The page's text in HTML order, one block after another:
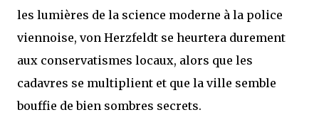
les lumières de la science moderne à la police
viennoise, von Herzfeldt se heurtera durement
aux conservatismes locaux, alors que les
cadavres se multiplient et que la ville semble
bouffie de bien sombres secrets.